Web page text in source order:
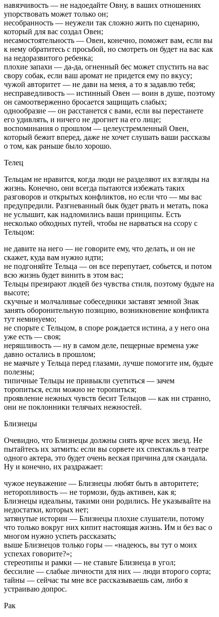
навязчивость — не надоедайте Овну, в ваших отношениях
упорствовать может только он;
несобранность — неужели так сложно жить по сценарию,
который для вас создал Овен;
несамостоятельность — Овен, конечно, поможет вам, если вы
к нему обратитесь с просьбой, но смотреть он будет на вас как
на недоразвитого ребенка;
плохие запахи — да-да, огненный бес может спустить на вас
свору собак, если ваш аромат не придется ему по вкусу;
чужой авторитет — не дави на меня, а то я задавлю тебя;
несправедливость — истинный Овен — воин в душе, поэтому
он самоотверженно бросается защищать слабых;
однообразие — он расстанется с вами, если вы перестанете
его удивлять, и ничего не дрогнет на его лице;
воспоминания о прошлом — целеустремленный Овен,
который бежит вперед, даже не хочет слушать ваши рассказы
о том, как раньше было хорошо.
Телец
Тельцам не нравится, когда люди не разделяют их взгляды на
жизнь. Конечно, они всегда пытаются избежать таких
разговоров и открытых конфликтов, но если что — мы вас
предупредили. Разгневанный бык будет рвать и метать, пока
не услышит, как надломились ваши принципы. Есть
несколько обходных путей, чтобы не нарваться на ссору с
Тельцом:
не давите на него — не говорите ему, что делать, и он не
скажет, куда вам нужно идти;
не подгоняйте Тельца — он все перепутает, собьется, и потом
всю жизнь будет винить в этом вас;
Тельцы презирают людей без чувства стиля, поэтому будьте на
высоте;
скучные и молчаливые собеседники заставят земной Знак
занять оборонительную позицию, возникновение конфликта
тут неминуемо;
не спорьте с Тельцом, в споре рождается истина, а у него она
уже есть — своя;
неряшливость — ну в самом деле, пещерные времена уже
давно остались в прошлом;
не маячьте у Тельца перед глазами, лучше помогите им, будьте
полезны;
типичные Тельцы не привыкли суетиться — зачем
торопиться, если можно не торопиться;
проявление нежных чувств бесит Тельцов — как ни странно,
они не поклонники телячьих нежностей.
Близнецы
Очевидно, что Близнецы должны сиять ярче всех звезд. Не
пытайтесь их затмить: если вы сорвете их спектакль в театре
одного актера, это будет очень веская причина для скандала.
Ну и конечно, их раздражает:
чужое неуважение — Близнецы любят быть в авторитете;
неторопливость — не тормози, будь активен, как я;
Близнецы идеальны, такими они родились. Не указывайте на
недостатки, которых нет;
затянутые истории — Близнецы плохие слушатели, потому
что только вокруг них кипит настоящая жизнь. Им и без вас о
многом нужно успеть рассказать;
выше Близнецов только горы — «надеюсь, вы тут о моих
успехах говорите?»;
стереотипы и рамки — не ставьте Близнеца в угол;
бессилие — слабые личности для них — люди второго сорта;
тайны — сейчас ты мне все рассказываешь сам, либо я
устраиваю допрос.
Рак